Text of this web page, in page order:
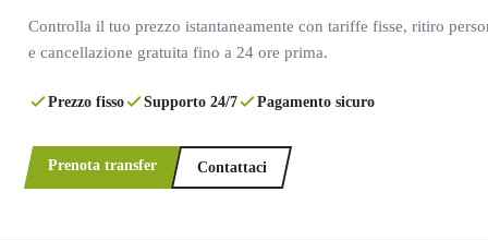
Controlla il tuo prezzo istantaneamente con tariffe fisse, ritiro
e cancellazione gratuita fino a 24 ore prima.
Prezzo fisso Supporto 24/7 Pagamento sicuro
Prenota transfer Contattaci